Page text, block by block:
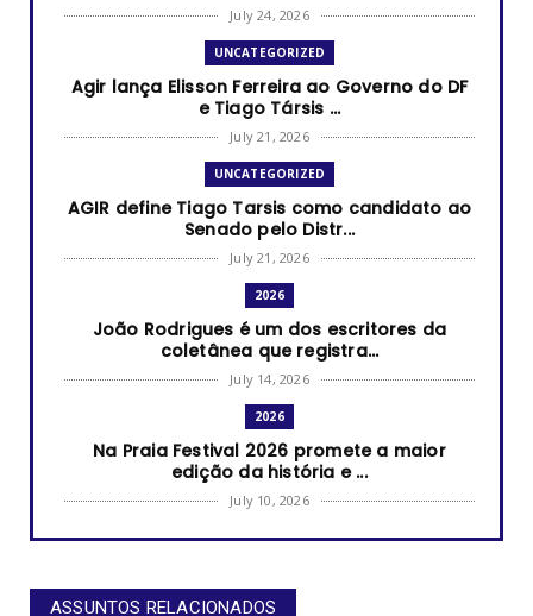
July 24, 2026
UNCATEGORIZED
Agir lança Elisson Ferreira ao Governo do DF
e Tiago Társis ...
July 21, 2026
UNCATEGORIZED
AGIR define Tiago Tarsis como candidato ao
Senado pelo Distr...
July 21, 2026
2026
João Rodrigues é um dos escritores da
coletânea que registra...
July 14, 2026
2026
Na Praia Festival 2026 promete a maior
edição da história e ...
July 10, 2026
2026
COM CULTURA, DIPLOM...
ASSUNTOS RELACIONADOS